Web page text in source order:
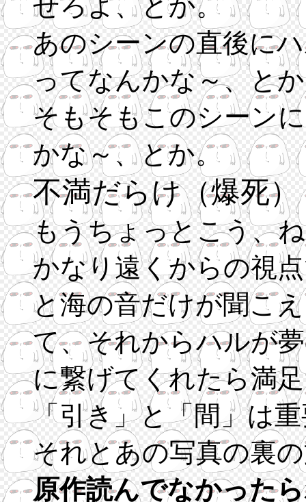
あのシーンの直後に
ってなんかな～、と
そもそもこのシーン
かな～、とか。
不満だらけ（爆死）
もうちょっとこう、
かなり遠くからの視
と海の音だけが聞こ
て、それからハルが
に繋げてくれたら満
「引き」と「間」は
それとあの写真の裏
原作読んでなかった